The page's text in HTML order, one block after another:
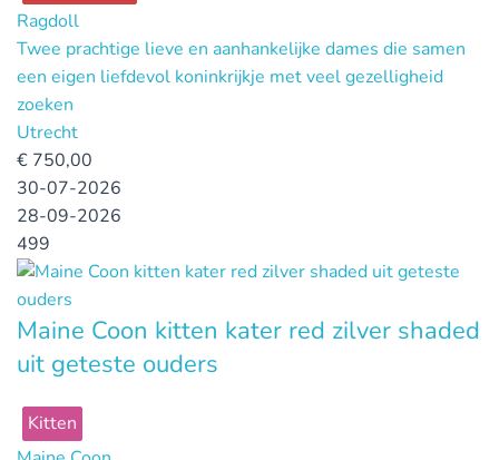
Ragdoll
Twee prachtige lieve en aanhankelijke dames die samen
een eigen liefdevol koninkrijkje met veel gezelligheid
zoeken
Utrecht
€ 750,00
30-07-2026
28-09-2026
499
Maine Coon kitten kater red zilver shaded
uit geteste ouders
Kitten